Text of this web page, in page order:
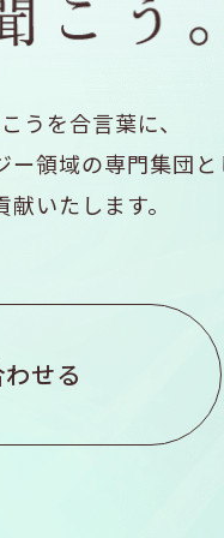
うを合言葉に、
ー領域の専門集団と
いたします。
せる